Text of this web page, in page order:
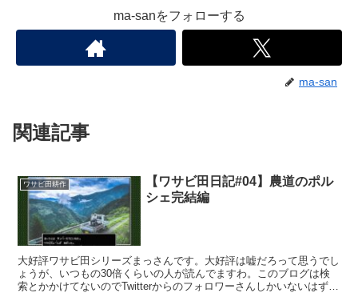
ma-sanをフォローする
ma-san
関連記事
ワサビ田耕作
【ワサビ田日記#04】農道のポル
シェ完結編
大好評ワサビ田シリーズまっさんです。大好評は嘘だろって思うでし
ょうが、いつもの30倍くらいの人が読んでますわ。このブログは検
索とかかけてないのでTwitterからのフォロワーさんしかいないはずな